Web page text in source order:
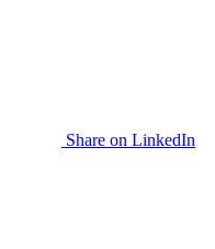
Share on LinkedIn